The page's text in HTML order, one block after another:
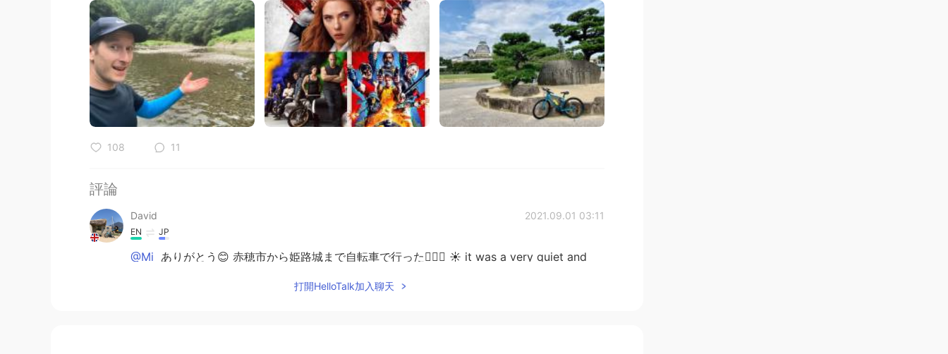
108 11
評論
David 2021.09.01 03:11
EN JP
@Mi ありがとう😊 赤穂市から姫路城まで自転車で行った🚴🏻‍♂️ ☀️ it was a very quiet and
打開HelloTalk加入聊天